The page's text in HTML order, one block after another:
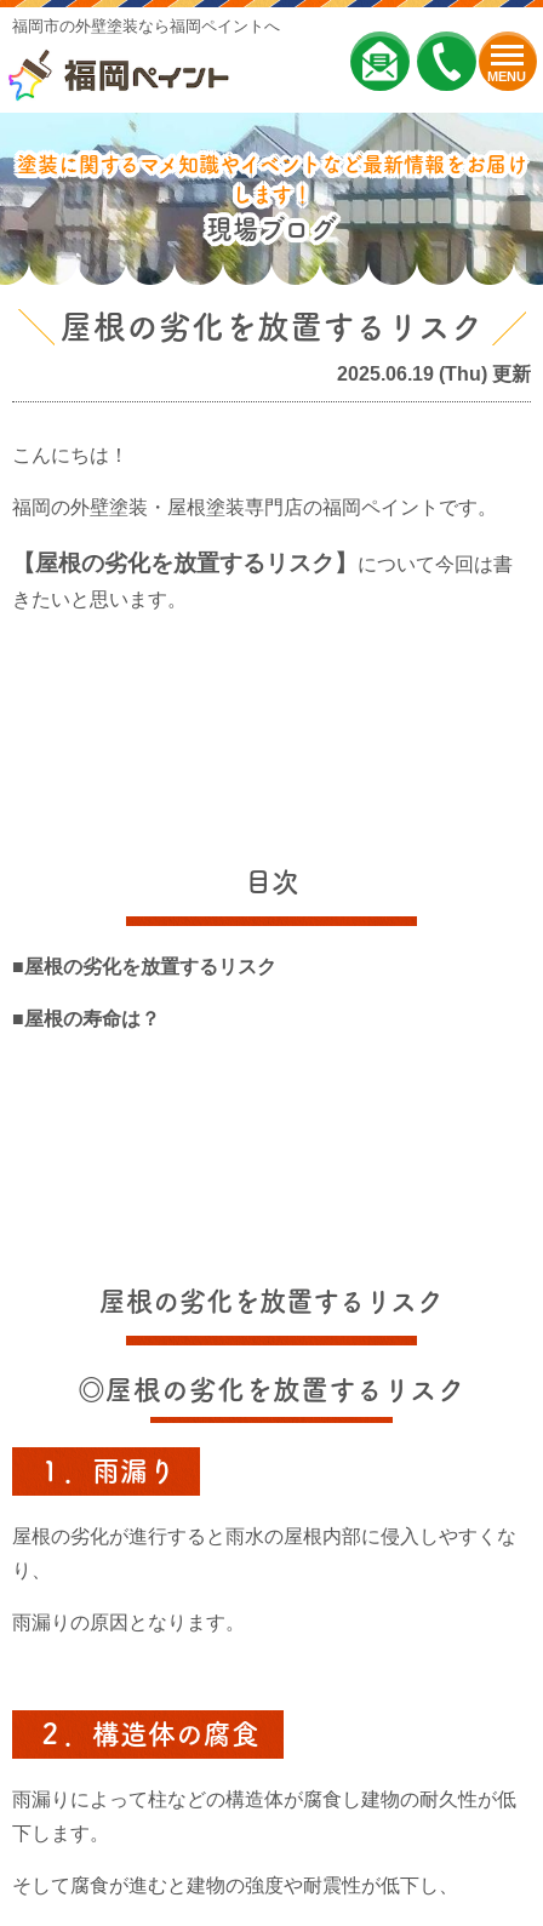
MENU
福岡市の外壁塗装なら福岡ペイントへ
塗装に関するマメ知識やイベントなど最新情報をお届け
します！
現場ブログ
屋根の劣化を放置するリスク
2025.06.19 (Thu) 更新
こんにちは！
福岡の外壁塗装・屋根塗装専門店の福岡ペイントです。
【屋根の劣化を放置するリスク】
について今回は書
きたいと思います。
目次
■屋根の劣化を放置するリスク
■屋根の寿命は？
屋根の劣化を放置するリスク
◎屋根の劣化を放置するリスク
１．雨漏り
屋根の劣化が進行すると雨水の屋根内部に侵入しやすくな
り、
雨漏りの原因となります。
２．構造体の腐食
雨漏りによって柱などの構造体が腐食し建物の耐久性が低
下します。
そして腐食が進むと建物の強度や耐震性が低下し、